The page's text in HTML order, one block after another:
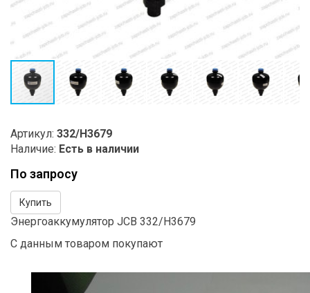
Артикул: 332/H3679
Наличие: Есть в наличии
По запросу
Купить
Энергоаккумулятор JCB 332/H3679
С данным товаром покупают